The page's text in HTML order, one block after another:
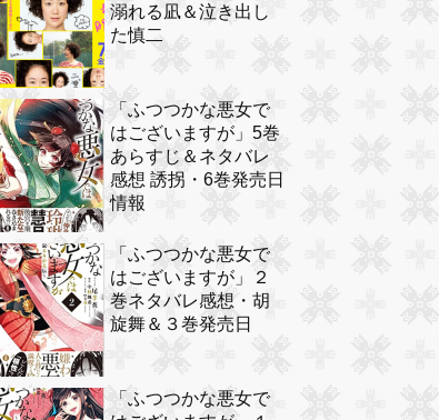
溺れる凪＆泣き出し
た慎二
「ふつつかな悪女で
はございますが」5巻
あらすじ＆ネタバレ
感想 誘拐・6巻発売日
情報
「ふつつかな悪女で
はございますが」２
巻ネタバレ感想・胡
旋舞＆３巻発売日
「ふつつかな悪女で